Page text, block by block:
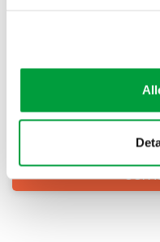
Bestel
Snelle levering
Goede kwaliteit